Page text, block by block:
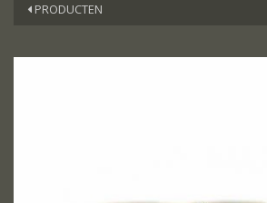
PRODUCTEN